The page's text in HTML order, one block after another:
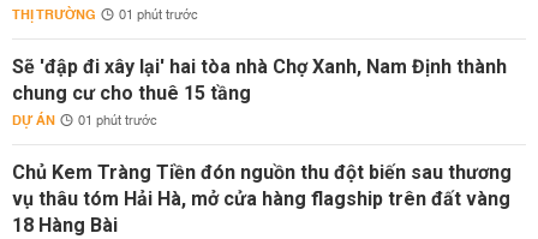
THỊ TRƯỜNG 01 phút trước
Sẽ 'đập đi xây lại' hai tòa nhà Chợ Xanh, Nam Định thành
chung cư cho thuê 15 tầng
DỰ ÁN 01 phút trước
Chủ Kem Tràng Tiền đón nguồn thu đột biến sau thương
vụ thâu tóm Hải Hà, mở cửa hàng flagship trên đất vàng
18 Hàng Bài